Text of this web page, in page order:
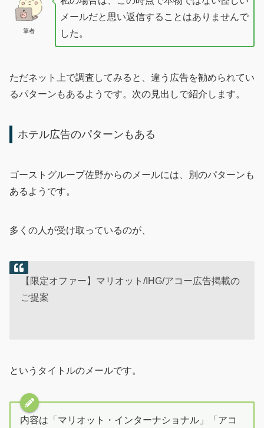
筆者
メールだと思い返信することはありませんで
した。
ただネット上で調査してみると、違う広告を勧められてい
るパターンもあるようです。次の見出しで紹介します。
ホテル広告のパターンもある
ゴーストグループ佐野からのメールには、別のパターンも
あるようです。
多くの人が受け取っているのが、
【限定オファー】マリオット/IHG/アコー広告掲載の
ご提案
というタイトルのメールです。
内容は「マリオット・インターナショナル」「アコ